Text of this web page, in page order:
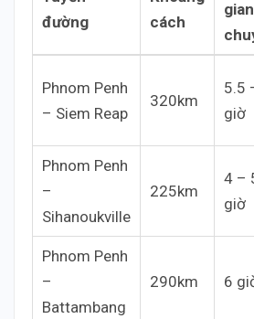
đường
cách
Phnom Penh
– Siem Reap
320km
5.5
giờ
Phnom Penh
–
Sihanoukville
225km
4 –
giờ
Phnom Penh
–
Battambang
290km 6